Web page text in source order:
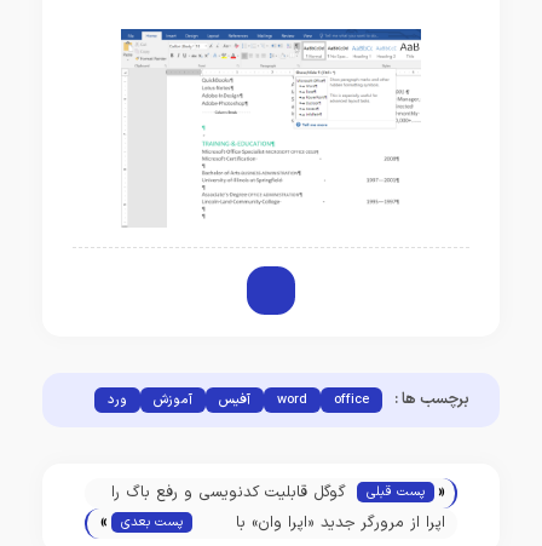
برچسب ها : office
word آفیس آموزش ورد
« پست قبلی
گوگل قابلیت کدنویسی و رفع‌ باگ را
به چت‌بات هوش مصنوعی Bard
اپرا از مرورگر جدید «اپرا وان» با
پست بعدی »